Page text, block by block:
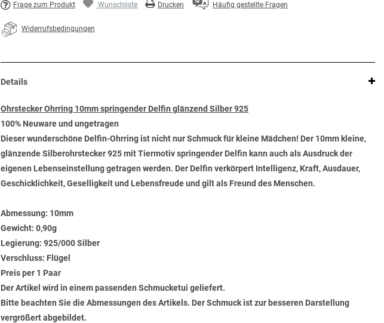
Frage zum Produkt Wunschliste Drucken Häufig gestellte Fragen
Widerrufsbedingungen
Details
Ohrstecker Ohrring 10mm springender Delfin glänzend Silber 925
100% Neuware und ungetragen
Dieser wunderschöne Delfin-Ohrring ist nicht nur Schmuck für kleine Mädchen! Der 10mm kleine,
glänzende Silberohrstecker 925 mit Tiermotiv springender Delfin kann auch als Ausdruck der
eigenen Lebenseinstellung getragen werden. Der Delfin verkörpert Intelligenz, Kraft, Ausdauer,
Geschicklichkeit, Geselligkeit und Lebensfreude und gilt als Freund des Menschen.
Abmessung: 10mm
Gewicht: 0,90g
Legierung: 925/000 Silber
Verschluss: Flügel
Preis per 1 Paar
Der Artikel wird in einem passenden Schmucketui geliefert.
Bitte beachten Sie die Abmessungen des Artikels. Der Schmuck ist zur besseren Darstellung
vergrößert abgebildet.